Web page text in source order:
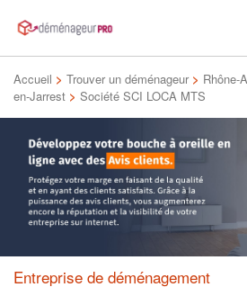
Accueil > Trouver un déménageur > Rhône-
en-Jarrest > Société SCI LOCA MTS
Entreprise de déménagement